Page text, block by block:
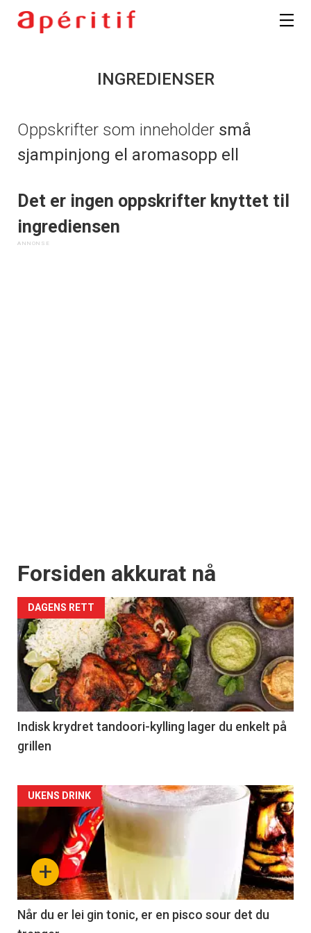
INGREDIENSER
Oppskrifter som inneholder små
sjampinjong el aromasopp ell
Det er ingen oppskrifter knyttet til
ingrediensen
Forsiden akkurat nå
DAGENS RETT
Indisk krydret tandoori-kylling lager du enkelt på
grillen
Forsiden
akkurat
nå
-
2
+
UKENS DRINK
Når du er lei gin tonic, er en pisco sour det du